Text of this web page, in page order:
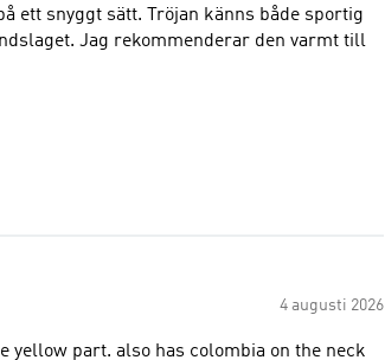
ett snyggt sätt. Tröjan känns både sportig
varmt till
4 augusti 2026
yellow part. also has colombia on the neck